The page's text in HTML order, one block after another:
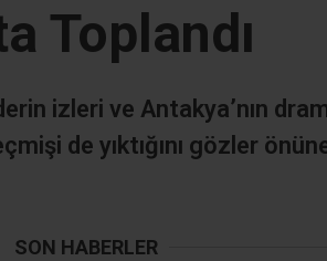
Toplandı
izleri ve Antakya’nın
de yıktığını gözler
SON HABERLER